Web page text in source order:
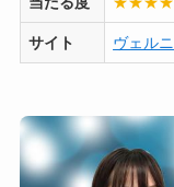
サイト ヴェルニ